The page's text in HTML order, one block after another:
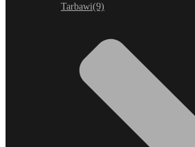
Tarbawi(9)